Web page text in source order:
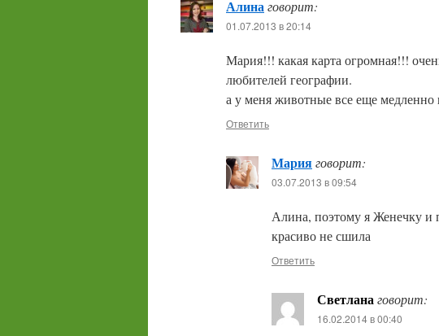
Алинаговорит:
01.07.2013 в 20:14
Мария!!! какая карта огромная!!!
любителей географии.
а у меня животные все еще
Ответить
Марияговорит:
03.07.2013 в 09:54
Алина, поэтому я Женечку и
красиво не сшила
Ответить
Светланаговорит:
16.02.2014 в 00:40